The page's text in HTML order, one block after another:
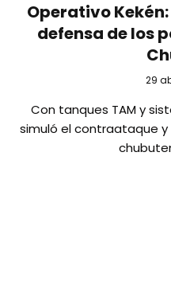
Operativo
defensa de los
29
Con tanques TAM y
simuló el contraataque